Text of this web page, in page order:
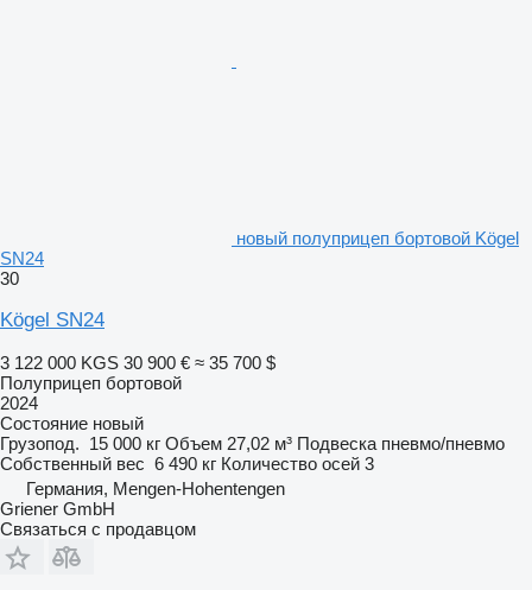
новый полуприцеп бортовой Kögel
SN24
30
Kögel SN24
3 122 000 KGS 30 900 € ≈ 35 700 $
Полуприцеп бортовой
2024
Состояние новый
Грузопод. 15 000 кг Объем 27,02 м³ Подвеска пневмо/пневмо
Собственный вес 6 490 кг Количество осей 3
Германия, Mengen-Hohentengen
Griener GmbH
Связаться с продавцом